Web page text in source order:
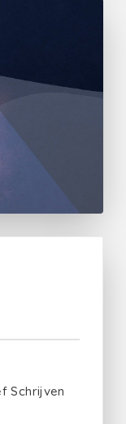
Schrijven